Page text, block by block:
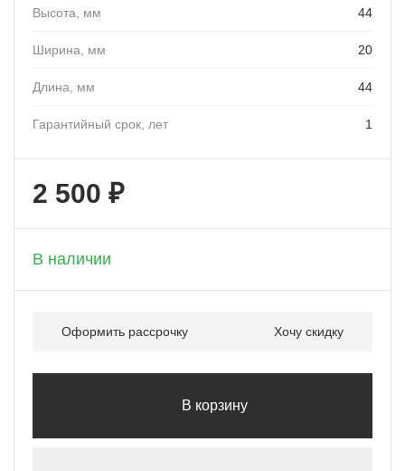
Высота, мм 44
Ширина, мм 20
Длина, мм 44
Гарантийный срок, лет 1
2 500 ₽
В наличии
Оформить рассрочку Хочу скидку
В корзину